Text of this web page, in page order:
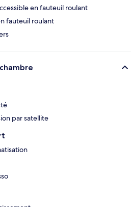
en fauteuil roulant
fauteuil roulant
par satellite